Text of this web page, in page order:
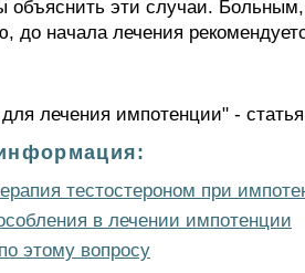
объяснить эти случаи.
до начала лечения
лечения импотенции" -
тестостероном при
в лечении импотенции
этому вопросу